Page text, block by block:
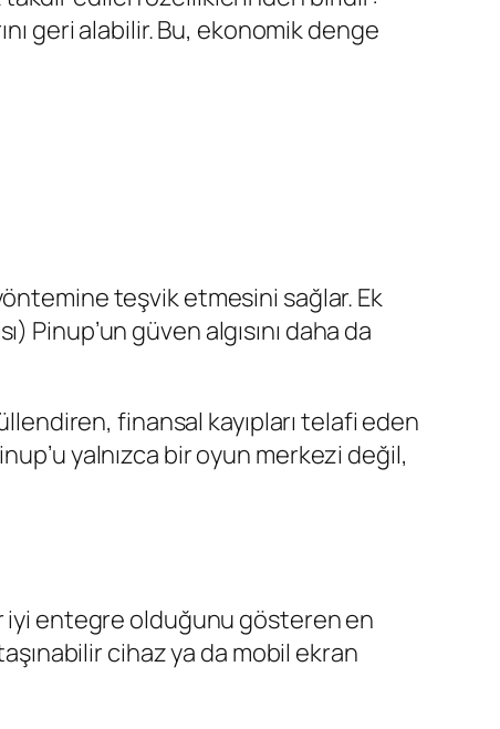
geri alabilir. Bu, ekonomik denge
teşvik etmesini sağlar. Ek
Pinup’un güven algısını daha da
finansal kayıpları telafi eden
yalnızca bir oyun merkezi değil,
iyi entegre olduğunu gösteren en
cihaz ya da mobil ekran